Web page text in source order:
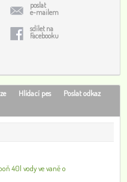
poslat
e-mailem
sdílet na
Facebooku
Hlídací pes
Poslat odkaz
40l vody ve vaně o